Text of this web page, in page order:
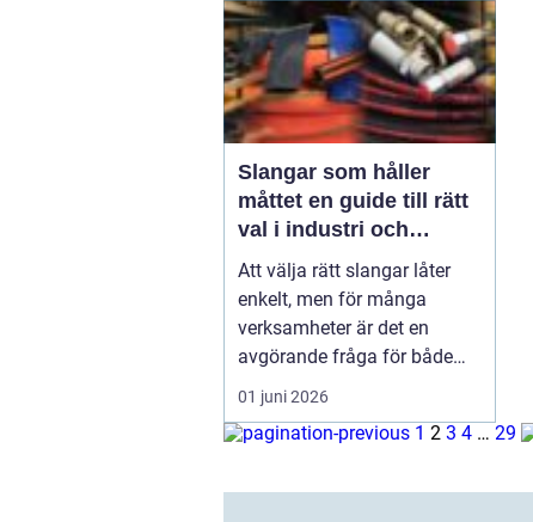
Slangar som håller
måttet en guide till rätt
val i industri och
vardag
Att välja rätt slangar låter
enkelt, men för många
verksamheter är det en
avgörande fråga för både
s...
01 juni 2026
1 2 3 4 … 29